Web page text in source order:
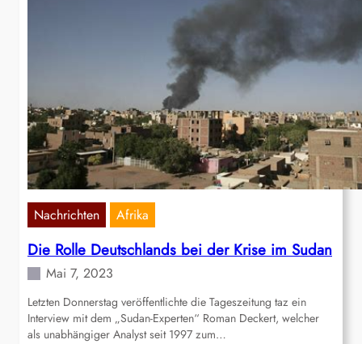
Nachrichten Afrika
Die Rolle Deutschlands bei der Krise im Sudan
Mai 7, 2023
Letzten Donnerstag veröffentlichte die Tageszeitung taz ein
Interview mit dem „Sudan-Experten“ Roman Deckert, welcher
als unabhängiger Analyst seit 1997 zum…